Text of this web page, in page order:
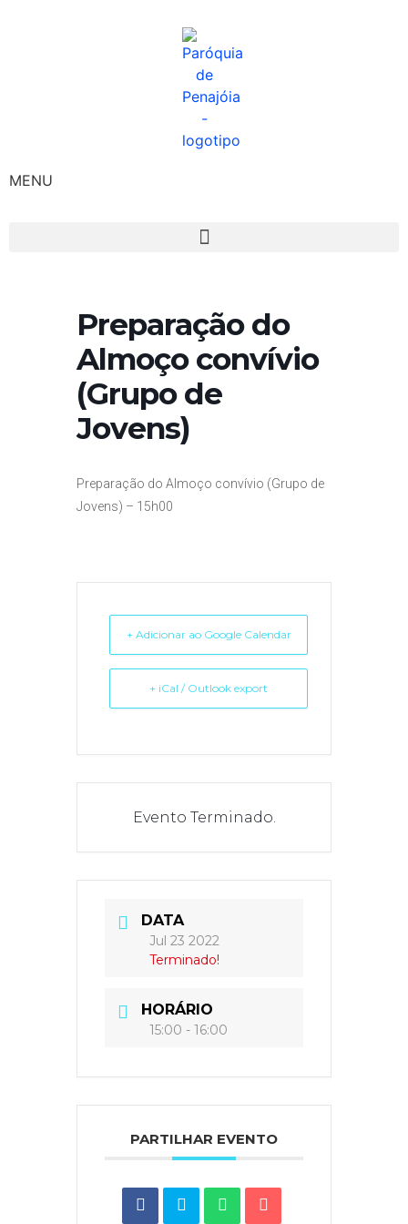
MENU
Preparação do
Almoço convívio
(Grupo de
Jovens)
Preparação do Almoço convívio (Grupo de
Jovens) – 15h00
+ Adicionar ao Google Calendar
+ iCal / Outlook export
Evento Terminado.
DATA
Jul 23 2022
Terminado!
HORÁRIO
15:00 - 16:00
PARTILHAR EVENTO